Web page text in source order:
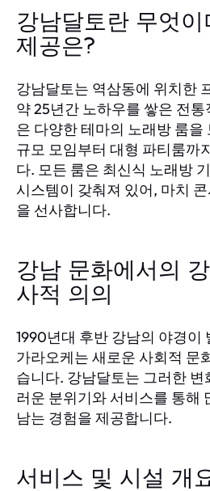
강남달토란 무엇
제공은?
강남달토는 역삼동에 위치한
약 25년간 노하우를 쌓은 전
은 다양한 테마의 노래방 룸을
규모 모임부터 대형 파티룸까
다. 모든 룸은 최신식 노래방
시스템이 갖춰져 있어, 마치
을 선사합니다.
강남 문화에서의
사적 의의
1990년대 후반 강남의 야경이
가라오케는 새로운 사회적 문
습니다. 강남달토는 그러한
러운 분위기와 서비스를 통해
남는 경험을 제공합니다.
서비스 및 시설 개